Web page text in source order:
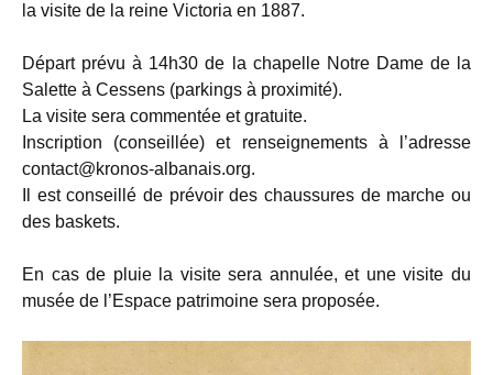
la visite de la reine Victoria en 1887.
Départ prévu à 14h30 de la chapelle Notre Dame de la
Salette à Cessens (parkings à proximité).
La visite sera commentée et gratuite.
Inscription (conseillée) et renseignements à l’adresse
contact@kronos-albanais.org.
Il est conseillé de prévoir des chaussures de marche ou
des baskets.
En cas de pluie la visite sera annulée, et une visite du
musée de l’Espace patrimoine sera proposée.